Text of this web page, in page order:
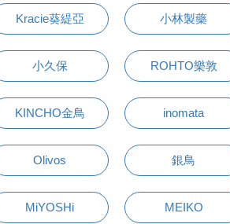
Kracie葵緹亞 小林製藥
小久保 ROHTO樂敦
KINCHO金鳥 inomata
Olivos 銀鳥
MiYOSHi MEIKO